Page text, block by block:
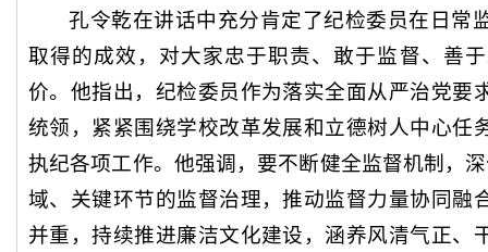
孔令乾在讲话中充分肯定了纪检委员在日常
取得的成效，对大家忠于职责、敢于监督、善
价。他指出，纪检委员作为落实全面从严治党要
统领，紧紧围绕学校改革发展和立德树人中心任
执纪各项工作。他强调，要不断健全监督机制，
域、关键环节的监督治理，推动监督力量协同融
并重，持续推进廉洁文化建设，涵养风清气正、